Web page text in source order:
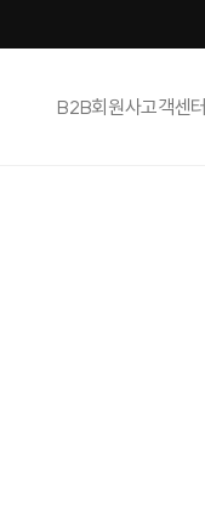
B2B회원사고객센터